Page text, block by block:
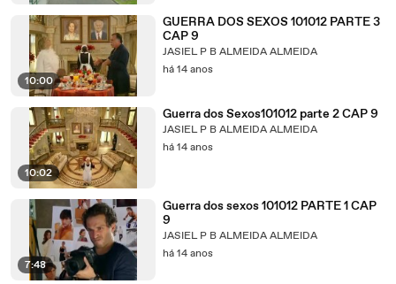
10:00
GUERRA DOS SEXOS 101012 PARTE 3
CAP 9
JASIEL P B ALMEIDA ALMEIDA
há 14 anos
10:02
Guerra dos Sexos101012 parte 2 CAP 9
JASIEL P B ALMEIDA ALMEIDA
há 14 anos
7:48
Guerra dos sexos 101012 PARTE 1 CAP
9
JASIEL P B ALMEIDA ALMEIDA
há 14 anos